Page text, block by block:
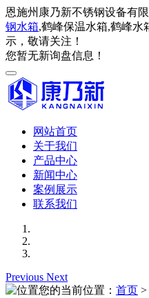
恩施州康乃新不锈钢设备有
钢水箱,鹤峰保温水箱,鹤峰水
示，敬请关注！
您暂无新询盘信息！
网站首页
关于我们
产品中心
新闻中心
案例展示
联系我们
Previous Next
您的当前位置： 首页 >